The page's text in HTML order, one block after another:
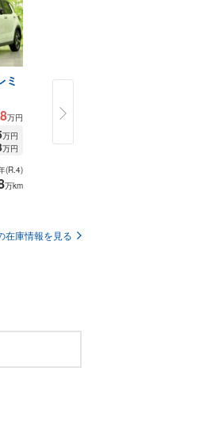
ミ
万円
万円
万円
(R.4)
万km
ヴェゼル 1.5 ハイブ
支払総額
諸費用
在庫情報を見る